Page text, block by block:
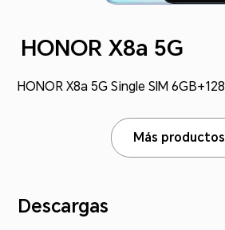
HONOR X8a 5G
Más productos
Descargas